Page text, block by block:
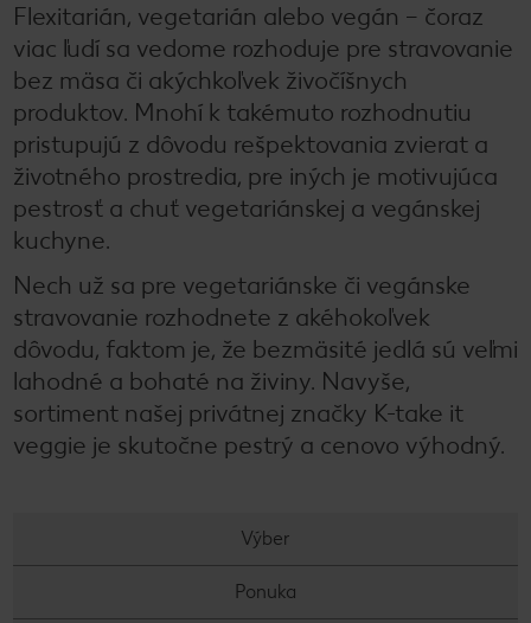
Flexitarián, vegetarián alebo vegán – čoraz
viac ľudí sa vedome rozhoduje pre stravovanie
bez mäsa či akýchkoľvek živočíšnych
produktov. Mnohí k takémuto rozhodnutiu
pristupujú z dôvodu rešpektovania zvierat a
životného prostredia, pre iných je motivujúca
pestrosť a chuť vegetariánskej a vegánskej
kuchyne.
Nech už sa pre vegetariánske či vegánske
stravovanie rozhodnete z akéhokoľvek
dôvodu, faktom je, že bezmäsité jedlá sú veľmi
lahodné a bohaté na živiny. Navyše,
sortiment našej privátnej značky K-take it
veggie je skutočne pestrý a cenovo výhodný.
Výber
Ponuka